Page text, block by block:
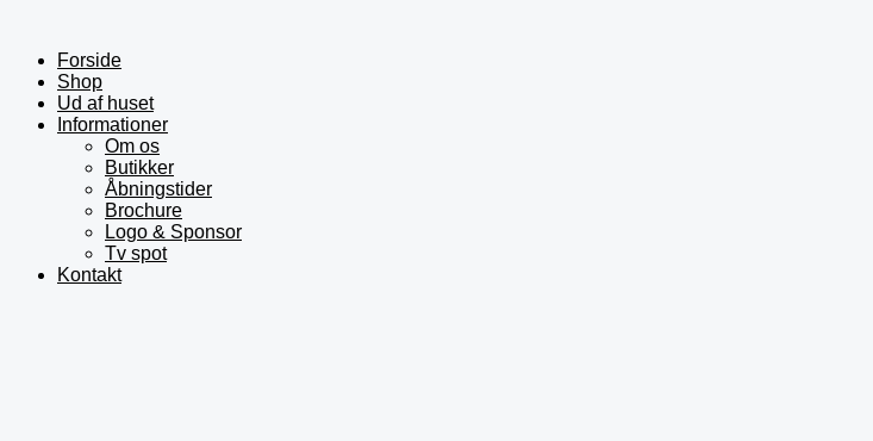
indholdetForside
Shop
Ud af huset
Informationer
Om os
Butikker
Åbningstider
Brochure
Logo & Sponsor
Tv spot
Kontakt